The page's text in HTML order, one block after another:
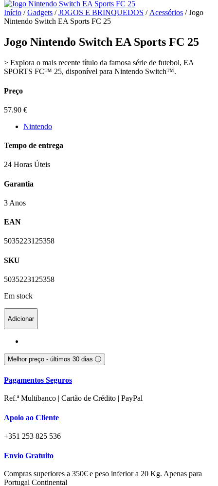
Início /Gadgets /JOGOS E BRINQUEDOS /Acessórios / Jogo
Nintendo Switch EA Sports FC 25
Jogo Nintendo Switch EA Sports FC 25
> Explora o mais recente título da famosa série de futebol, EA
SPORTS FC™ 25, disponível para Nintendo Switch™.
Preço
57.90 €
Nintendo
Tempo de entrega
24 Horas Úteis
Garantia
3 Anos
EAN
5035223125358
SKU
5035223125358
Em stock
Adicionar
Melhor preço - últimos 30 dias ⓘ
Pagamentos Seguros
Ref.ª Multibanco | Cartão de Crédito | PayPal
Apoio ao Cliente
+351 253 825 536
Envio Gratuito
Compras superiores a 350€ e peso inferior a 20 Kg. Apenas para
Portugal Continental